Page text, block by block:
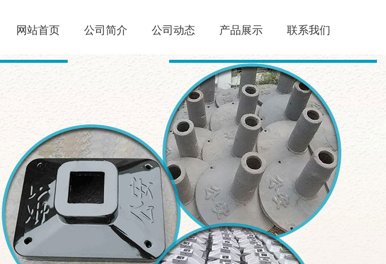
网站首页 公司简介 公司动态 产品展示 联系我们